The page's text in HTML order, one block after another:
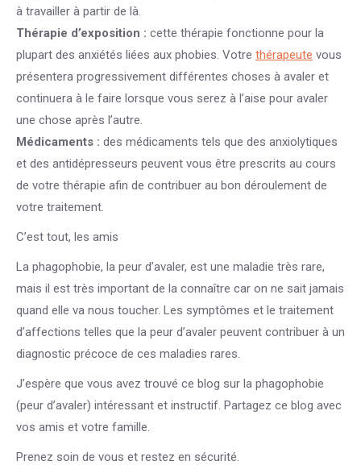
à travailler à partir de là.
Thérapie d’exposition : cette thérapie fonctionne pour la
plupart des anxiétés liées aux phobies. Votre thérapeute vous
présentera progressivement différentes choses à avaler et
continuera à le faire lorsque vous serez à l’aise pour avaler
une chose après l’autre.
Médicaments : des médicaments tels que des anxiolytiques
et des antidépresseurs peuvent vous être prescrits au cours
de votre thérapie afin de contribuer au bon déroulement de
votre traitement.
C’est tout, les amis
La phagophobie, la peur d’avaler, est une maladie très rare,
mais il est très important de la connaître car on ne sait jamais
quand elle va nous toucher. Les symptômes et le traitement
d’affections telles que la peur d’avaler peuvent contribuer à un
diagnostic précoce de ces maladies rares.
J’espère que vous avez trouvé ce blog sur la phagophobie
(peur d’avaler) intéressant et instructif. Partagez ce blog avec
vos amis et votre famille.
Prenez soin de vous et restez en sécurité.